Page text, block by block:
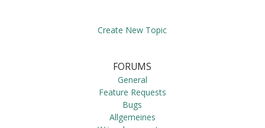
Create New Topic
FORUMS
General
Feature Requests
Bugs
Allgemeines